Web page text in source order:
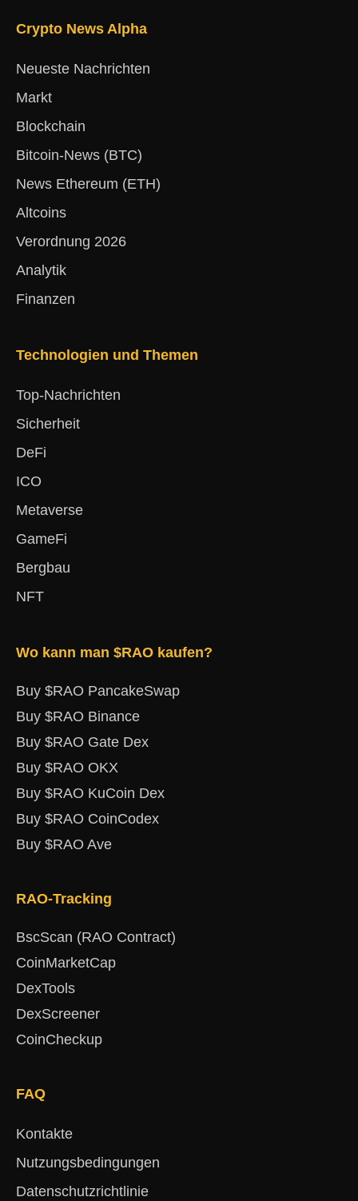
Crypto News Alpha
Neueste Nachrichten
Markt
Blockchain
Bitcoin-News (BTC)
News Ethereum (ETH)
Altcoins
Verordnung 2026
Analytik
Finanzen
Technologien und Themen
Top-Nachrichten
Sicherheit
DeFi
ICO
Metaverse
GameFi
Bergbau
NFT
Wo kann man $RAO kaufen?
Buy $RAO PancakeSwap
Buy $RAO Binance
Buy $RAO Gate Dex
Buy $RAO OKX
Buy $RAO KuCoin Dex
Buy $RAO CoinCodex
Buy $RAO Ave
RAO-Tracking
BscScan (RAO Contract)
CoinMarketCap
DexTools
DexScreener
CoinCheckup
FAQ
Kontakte
Nutzungsbedingungen
Datenschutzrichtlinie